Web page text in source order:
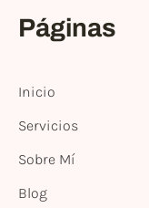
Páginas
Inicio
Servicios
Sobre Mí
Blog